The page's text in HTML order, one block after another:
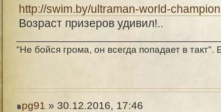
http://swim.by/ultraman-world-
Возраст призеров удивил!..
"Не бойся грома, он всегда попадает в такт".
pg91 » 30.12.2016, 17:46